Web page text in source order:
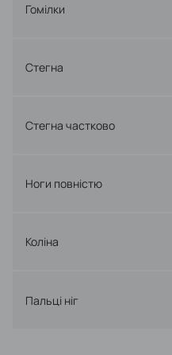
Гомілки
Стегна
Стегна частково
Ноги повністю
Коліна
Пальці ніг